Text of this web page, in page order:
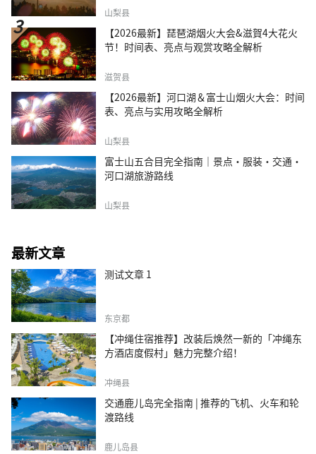
山梨县
【2026最新】琵琶湖烟火大会&滋賀4大花火
节！时间表、亮点与观赏攻略全解析
滋贺县
【2026最新】河口湖＆富士山烟火大会：时间
表、亮点与实用攻略全解析
山梨县
富士山五合目完全指南｜景点·服装·交通·
河口湖旅游路线
山梨县
最新文章
测试文章 1
东京都
【冲绳住宿推荐】改装后焕然一新的「冲绳东
方酒店度假村」魅力完整介绍！
冲绳县
交通鹿儿岛完全指南 | 推荐的飞机、火车和轮
渡路线
鹿儿岛县